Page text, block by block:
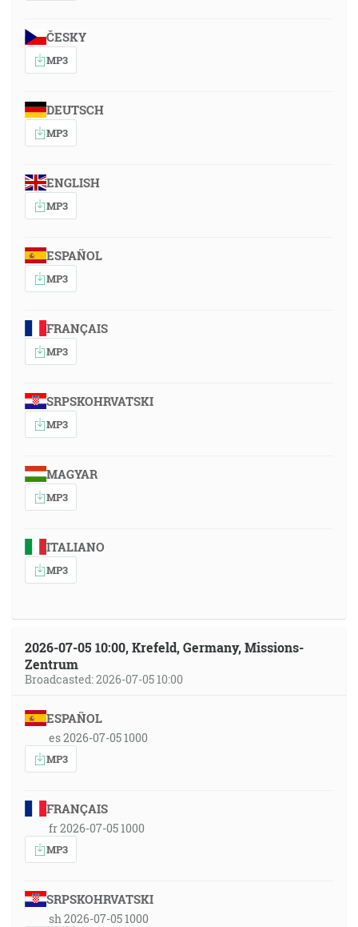
ČESKY
MP3
DEUTSCH
MP3
ENGLISH
MP3
ESPAÑOL
MP3
FRANÇAIS
MP3
SRPSKOHRVATSKI
MP3
MAGYAR
MP3
ITALIANO
MP3
2026-07-05 10:00, Krefeld, Germany, Missions-
Zentrum
Broadcasted: 2026-07-05 10:00
ESPAÑOL
es 2026-07-05 1000
MP3
FRANÇAIS
fr 2026-07-05 1000
MP3
SRPSKOHRVATSKI
sh 2026-07-05 1000